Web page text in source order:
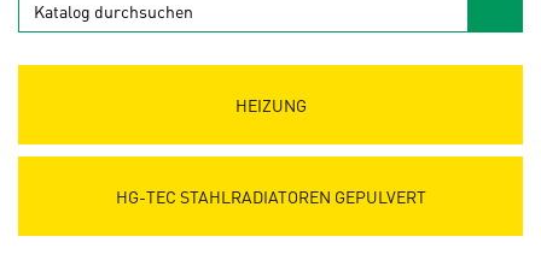
durchsuchen
HEIZUNG
HG-TEC STAHLRADIATOREN GEPULVERT